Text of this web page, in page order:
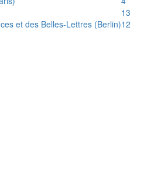
13
et des Belles-Lettres (Berlin)12